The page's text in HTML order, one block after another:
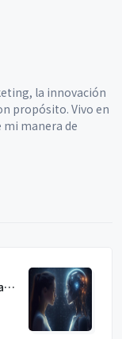
la innovación
propósito. Vivo en
mi manera de